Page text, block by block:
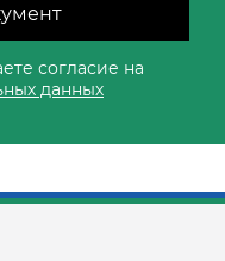
согласие на
данных